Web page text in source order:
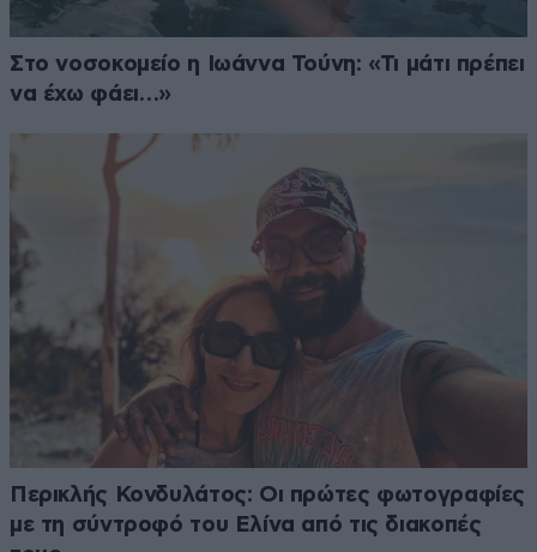
Στο νοσοκομείο η Ιωάννα Τούνη: «Τι μάτι πρέπει
να έχω φάει…»
Περικλής Κονδυλάτος: Οι πρώτες φωτογραφίες
με τη σύντροφό του Ελίνα από τις διακοπές